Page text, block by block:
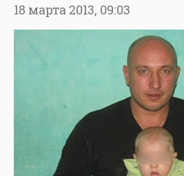
18 марта 2013, 09:03